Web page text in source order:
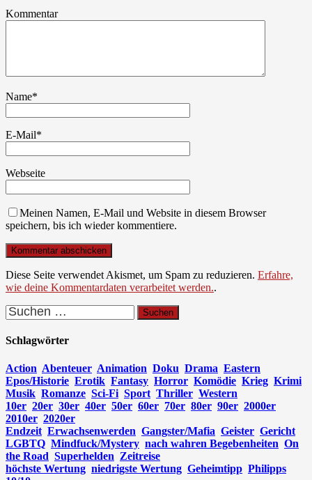
Kommentar
Name*
E-Mail*
Webseite
Meinen Namen, E-Mail und Website in diesem Browser
speichern, bis ich wieder kommentiere.
Diese Seite verwendet Akismet, um Spam zu reduzieren. Erfahre,
wie deine Kommentardaten verarbeitet werden..
Suchen
nach:
Schlagwörter
Action Abenteuer Animation Doku Drama Eastern
Epos/Historie Erotik Fantasy Horror Komödie Krieg Krimi
Musik Romanze Sci-Fi Sport Thriller Western
10er 20er 30er 40er 50er 60er 70er 80er 90er 2000er
2010er 2020er
Endzeit Erwachsenwerden Gangster/Mafia Geister Gericht
LGBTQ Mindfuck/Mystery nach wahren Begebenheiten On
the Road Superhelden Zeitreise
höchste Wertung niedrigste Wertung Geheimtipp Philipps